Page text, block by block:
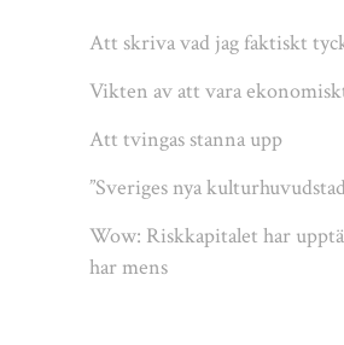
Att skriva vad jag faktiskt
Vikten av att vara
Att tvingas stanna upp
”Sveriges nya
Wow: Riskkapitalet har
har mens